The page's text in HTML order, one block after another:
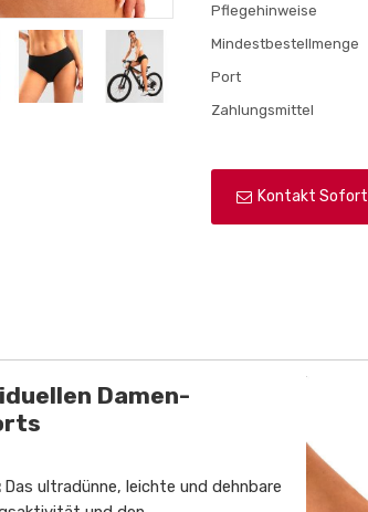
Pflegehinweise
Mindestbestellmenge
Port
Zahlungsmittel
Kontakt Sofort
Damen-
Das ultradünne, leichte und dehnbare